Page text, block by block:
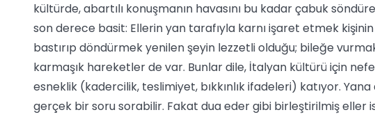
kültürde, abartılı konuşmanın havasını bu kadar çabuk
son derece basit: Ellerin yan tarafıyla karnı işaret etmek
bastırıp döndürmek yenilen şeyin lezzetli olduğu; bileğe
karmaşık hareketler de var. Bunlar dile, İtalyan kültürü için
esneklik (kadercilik, teslimiyet, bıkkınlık ifadeleri) katıyor.
gerçek bir soru sorabilir. Fakat dua eder gibi birleştirilmiş eller